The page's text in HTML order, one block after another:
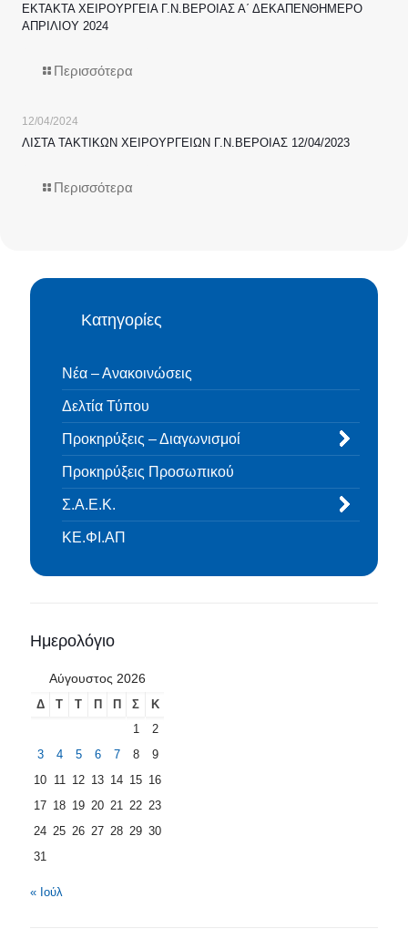
ΕΚΤΑΚΤΑ ΧΕΙΡΟΥΡΓΕΙΑ Γ.Ν.ΒΕΡΟΙΑΣ Α΄ ΔΕΚΑΠΕΝΘΗΜΕΡΟ
ΑΠΡΙΛΙΟΥ 2024
Περισσότερα
12/04/2024
ΛΙΣΤΑ ΤΑΚΤΙΚΩΝ ΧΕΙΡΟΥΡΓΕΙΩΝ Γ.Ν.ΒΕΡΟΙΑΣ 12/04/2023
Περισσότερα
Κατηγορίες
Νέα – Ανακοινώσεις
Δελτία Τύπου
Προκηρύξεις – Διαγωνισμοί
Προκηρύξεις Προσωπικού
Σ.Α.Ε.Κ.
ΚΕ.ΦΙ.ΑΠ
Ημερολόγιο
Αύγουστος 2026
Δ Τ Τ Π Π Σ
Κ
1
2
3
4 5 6 7 8
9
10 11 12 13 14 15 16
17 18 19 20 21 22 23
24 25 26 27 28 29 30
31
« Ιούλ